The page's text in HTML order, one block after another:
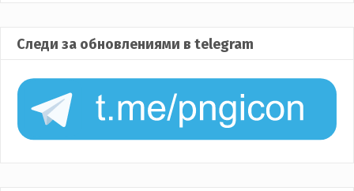
Следи за обновлениями в telegram